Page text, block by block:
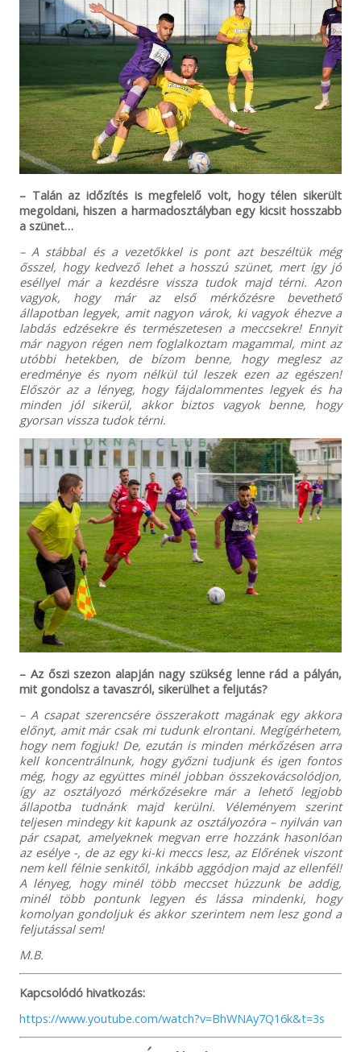
– Talán az időzítés is megfelelő volt, hogy télen sikerült
megoldani, hiszen a harmadosztályban egy kicsit hosszabb
a szünet…
– A stábbal és a vezetőkkel is pont azt beszéltük még
ősszel, hogy kedvező lehet a hosszú szünet, mert így jó
eséllyel már a kezdésre vissza tudok majd térni. Azon
vagyok, hogy már az első mérkőzésre bevethető
állapotban legyek, amit nagyon várok, ki vagyok éhezve a
labdás edzésekre és természetesen a meccsekre! Ennyit
már nagyon régen nem foglalkoztam magammal, mint az
utóbbi hetekben, de bízom benne, hogy meglesz az
eredménye és nyom nélkül túl leszek ezen az egészen!
Először az a lényeg, hogy fájdalommentes legyek és ha
minden jól sikerül, akkor biztos vagyok benne, hogy
gyorsan vissza tudok térni.
– Az őszi szezon alapján nagy szükség lenne rád a pályán,
mit gondolsz a tavaszról, sikerülhet a feljutás?
– A csapat szerencsére összerakott magának egy akkora
előnyt, amit már csak mi tudunk elrontani. Megígérhetem,
hogy nem fogjuk! De, ezután is minden mérkőzésen arra
kell koncentrálnunk, hogy győzni tudjunk és igen fontos
még, hogy az együttes minél jobban összekovácsolódjon,
így az osztályozó mérkőzésekre már a lehető legjobb
állapotba tudnánk majd kerülni. Véleményem szerint
teljesen mindegy kit kapunk az osztályozóra – nyilván van
pár csapat, amelyeknek megvan erre hozzánk hasonlóan
az esélye -, de az egy ki-ki meccs lesz, az Előrének viszont
nem kell félnie senkitől, inkább aggódjon majd az ellenfél!
A lényeg, hogy minél több meccset húzzunk be addig,
minél több pontunk legyen és lássa mindenki, hogy
komolyan gondoljuk és akkor szerintem nem lesz gond a
feljutással sem!
M.B.
Kapcsolódó hivatkozás:
https://www.youtube.com/watch?v=BhWNAy7Q16k&t=3s